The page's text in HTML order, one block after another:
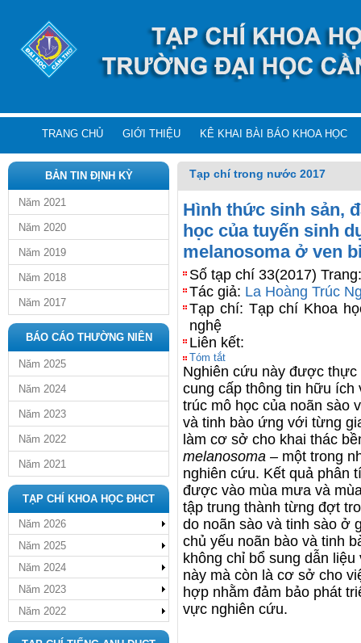
TRANG CHỦ GIỚI THIỆU KÊ KHAI BÀI BÁO KHOA HỌC
BẢN TIN ĐỊNH KỲ
Năm 2021
Năm 2020
Năm 2019
Năm 2018
Năm 2017
BÁO CÁO THƯỜNG NIÊN
Năm 2025
Năm 2024
Năm 2023
Năm 2022
Năm 2021
TẠP CHÍ KHOA HỌC ĐHCT
Năm 2026
Năm 2025
Năm 2024
Năm 2023
Năm 2022
Tạp chí trong nước 2017
Hình thức sinh sản,
học của tuyến sinh
melanosoma ở ven
Số tạp chí 33(2017)
Tác giả: La Hoàng Trúc
Tạp chí: Tạp chí Khoa
nghệ
Liên kết:
Tóm tắt
Nghiên cứu này được thực
cung cấp thông tin hữu ích
trúc mô học của noãn sào
và tinh bào ứng với từng
làm cơ sở cho khai thác
melanosoma – một trong
nghiên cứu. Kết quả phân
được vào mùa mưa và
tập trung thành từng đợt
do noãn sào và tinh sào ở
chủ yếu noãn bào và tinh
không chỉ bổ sung dẫn
này mà còn là cơ sở cho
hợp nhằm đảm bảo phát
vực nghiên cứu.